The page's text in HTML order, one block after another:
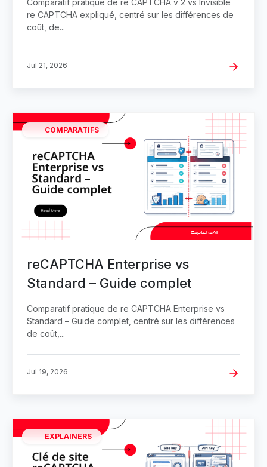
Comparatif pratique de re CAPTCHA v 2 vs Invisible
re CAPTCHA expliqué, centré sur les différences de
coût, de...
Jul 21, 2026
COMPARATIFS
reCAPTCHA Enterprise vs
Standard – Guide complet
Comparatif pratique de re CAPTCHA Enterprise vs
Standard – Guide complet, centré sur les différences
de coût,...
Jul 19, 2026
EXPLAINERS